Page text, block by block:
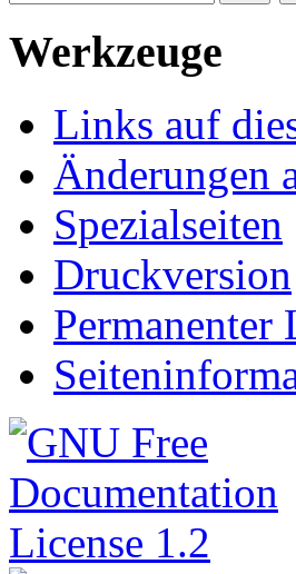
Werkzeuge
Links auf
Änderungen
Spezialseiten
Druckversion
Permanenter